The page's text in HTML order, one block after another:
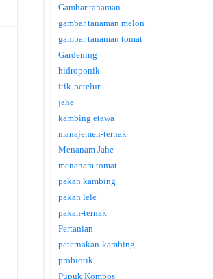
Gambar tanaman
gambar tanaman melon
gambar tanaman tomat
Gardening
hidroponik
itik-petelur
jahe
kambing etawa
manajemen-ternak
Menanam Jahe
menanam tomat
pakan kambing
pakan lele
pakan-ternak
Pertanian
peternakan-kambing
probiotik
Pupuk Kompos